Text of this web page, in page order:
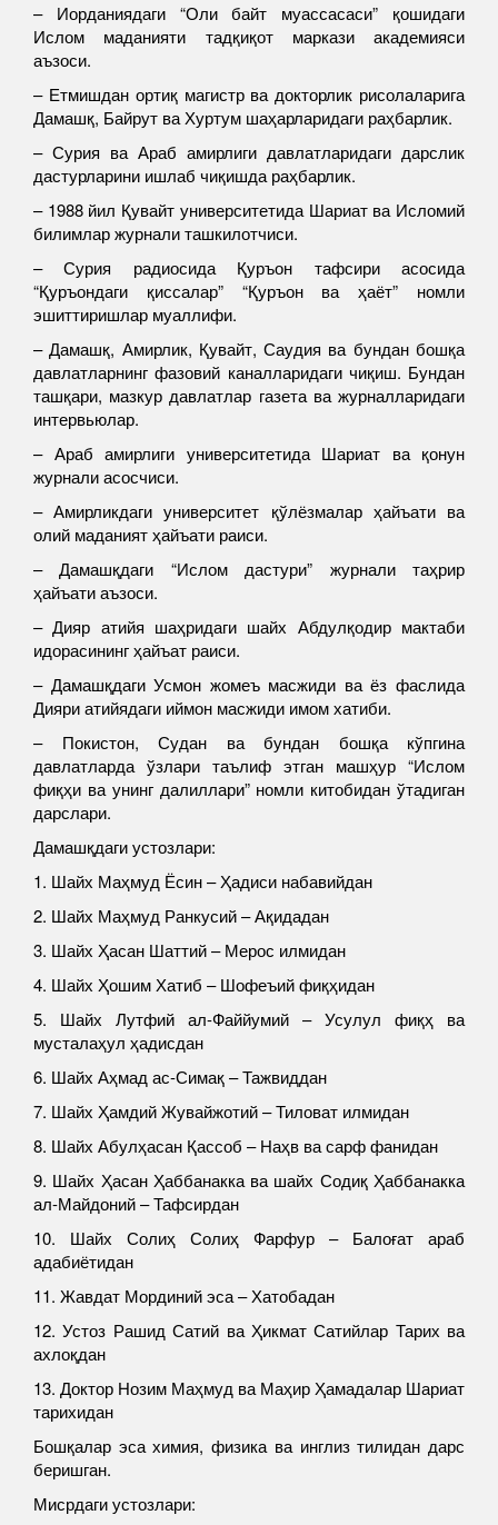
– Иорданиядаги “Оли байт муассасаси” қошидаги
Ислом маданияти тадқиқот маркази академияси
аъзоси.
– Етмишдан ортиқ магистр ва докторлик рисолаларига
Дамашқ, Байрут ва Хуртум шаҳарларидаги раҳбарлик.
– Сурия ва Араб амирлиги давлатларидаги дарслик
дастурларини ишлаб чиқишда раҳбарлик.
– 1988 йил Қувайт университетида Шариат ва Исломий
билимлар журнали ташкилотчиси.
– Сурия радиосида Қуръон тафсири асосида
“Қуръондаги қиссалар” “Қуръон ва ҳаёт” номли
эшиттиришлар муаллифи.
– Дамашқ, Амирлик, Қувайт, Саудия ва бундан бошқа
давлатларнинг фазовий каналларидаги чиқиш. Бундан
ташқари, мазкур давлатлар газета ва журналларидаги
интервьюлар.
– Араб амирлиги университетида Шариат ва қонун
журнали асосчиси.
– Амирликдаги университет қўлёзмалар ҳайъати ва
олий маданият ҳайъати раиси.
– Дамашқдаги “Ислом дастури” журнали таҳрир
ҳайъати аъзоси.
– Дияр атийя шаҳридаги шайх Абдулқодир мактаби
идорасининг ҳайъат раиси.
– Дамашқдаги Усмон жомеъ масжиди ва ёз фаслида
Дияри атийядаги иймон масжиди имом хатиби.
– Покистон, Судан ва бундан бошқа кўпгина
давлатларда ўзлари таълиф этган машҳур “Ислом
фиқҳи ва унинг далиллари” номли китобидан ўтадиган
дарслари.
Дамашқдаги устозлари:
1. Шайх Маҳмуд Ёсин – Ҳадиси набавийдан
2. Шайх Маҳмуд Ранкусий – Ақидадан
3. Шайх Ҳасан Шаттий – Мерос илмидан
4. Шайх Ҳошим Хатиб – Шофеъий фиқҳидан
5. Шайх Лутфий ал-Файйумий – Усулул фиқҳ ва
мусталаҳул ҳадисдан
6. Шайх Аҳмад ас-Симақ – Тажвиддан
7. Шайх Ҳамдий Жувайжотий – Тиловат илмидан
8. Шайх Абулҳасан Қассоб – Наҳв ва сарф фанидан
9. Шайх Ҳасан Ҳаббанакка ва шайх Содиқ Ҳаббанакка
ал-Майдоний – Тафсирдан
10. Шайх Солиҳ Солиҳ Фарфур – Балоғат араб
адабиётидан
11. Жавдат Мординий эса – Хатобадан
12. Устоз Рашид Сатий ва Ҳикмат Сатийлар Тарих ва
ахлоқдан
13. Доктор Нозим Маҳмуд ва Маҳир Ҳамадалар Шариат
тарихидан
Бошқалар эса химия, физика ва инглиз тилидан дарс
беришган.
Мисрдаги устозлари: